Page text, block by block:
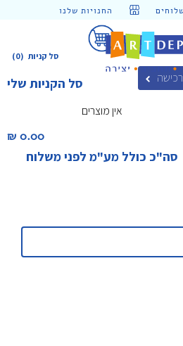
החנויות שלנו
(0) סל קניות
סל הקניות שלי
אין מוצרים
0.00 ₪‎
סה"כ כולל מע"מ לפני משלוח